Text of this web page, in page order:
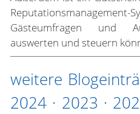
Gästeumfragen und
auswerten und steuern
weitere
2024 · 2023 ·